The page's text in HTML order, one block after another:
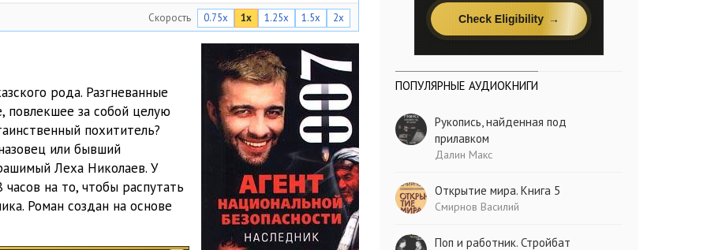
05:02
05:05
05:01
05:02
05:03
05:04
04:28
Скорость 0.75x 1x 1.25x 1.5x 2x
рода. Разгневанные
повлекшее за собой целую
похититель?
или бывший
Леха Николаев. У
на то, чтобы распутать
Роман создан на основе
ПОПУЛЯРНЫЕ АУДИОКНИГИ
Рукопись, найденная под
прилавком
Далин Макс
Открытие мира. Книга 5
Смирнов Василий
Поп и работник. Стройбат